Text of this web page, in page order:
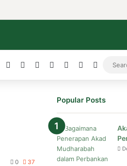
LinkedInYouTubeWordPress
InstagramMediumTelegram
TikTok
0 37
Popular Posts